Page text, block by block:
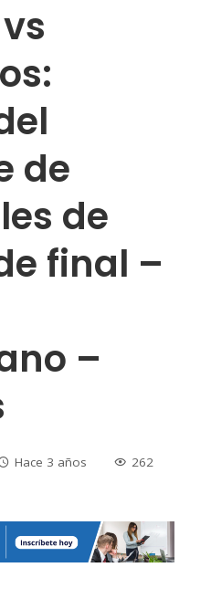
de
de
final –
–
Hace 3 años 262